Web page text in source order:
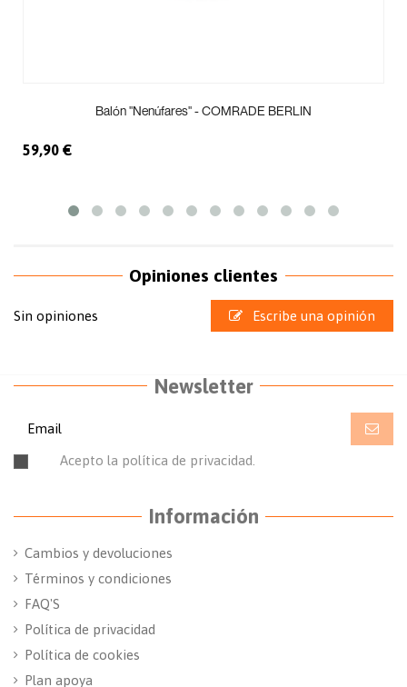
Balón "Nenúfares" - COMRADE BERLIN
59,90 €
Opiniones clientes
Sin opiniones Escribe una opinión
Newsletter
Acepto la política de privacidad.
Información
Cambios y devoluciones
Términos y condiciones
FAQ'S
Política de privacidad
Política de cookies
Plan apoya